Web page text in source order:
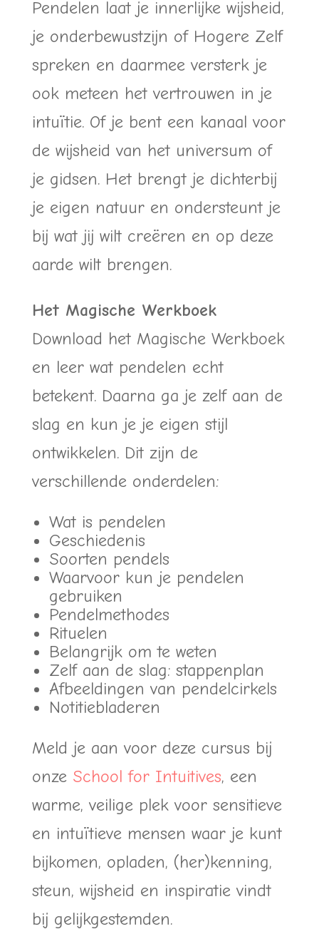
Pendelen laat je innerlijke wijsheid,
je onderbewustzijn of Hogere Zelf
spreken en daarmee versterk je
ook meteen het vertrouwen in je
intuïtie. Of je bent een kanaal voor
de wijsheid van het universum of
je gidsen. Het brengt je dichterbij
je eigen natuur en ondersteunt je
bij wat jij wilt creëren en op deze
aarde wilt brengen.
Het Magische Werkboek
Download het Magische Werkboek
en leer wat pendelen echt
betekent. Daarna ga je zelf aan de
slag en kun je je eigen stijl
ontwikkelen. Dit zijn de
verschillende onderdelen:
Wat is pendelen
Geschiedenis
Soorten pendels
Waarvoor kun je pendelen
gebruiken
Pendelmethodes
Rituelen
Belangrijk om te weten
Zelf aan de slag: stappenplan
Afbeeldingen van pendelcirkels
Notitiebladeren
Meld je aan voor deze cursus bij
onze School for Intuitives, een
warme, veilige plek voor sensitieve
en intuïtieve mensen waar je kunt
bijkomen, opladen, (her)kenning,
steun, wijsheid en inspiratie vindt
bij gelijkgestemden.